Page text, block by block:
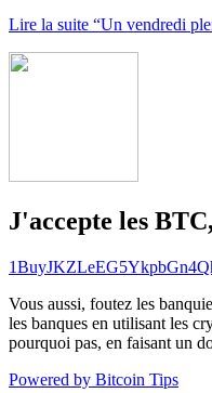
Lire la suite “Un vendredi
J'accepte les
Vous aussi, foutez les
les banques en utilisant les
pourquoi pas, en faisant un
Powered by Bitcoin Tips